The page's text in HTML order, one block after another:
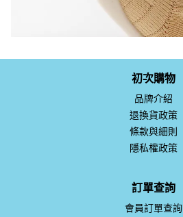
初次購物
品牌介紹
退換貨政策
條款與細則
隱私權政策
訂單查詢
會員訂單查詢